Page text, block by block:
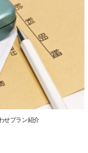
せプラン紹介